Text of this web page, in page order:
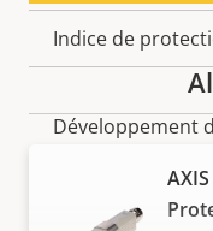
Indice de
Développement